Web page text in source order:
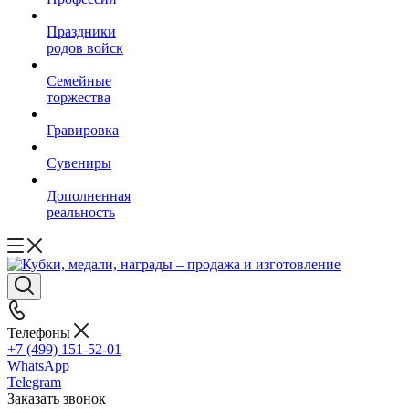
Праздники
родов войск
Семейные
торжества
Гравировка
Сувениры
Дополненная
реальность
Телефоны
+7 (499) 151-52-01
WhatsApp
Telegram
Заказать звонок